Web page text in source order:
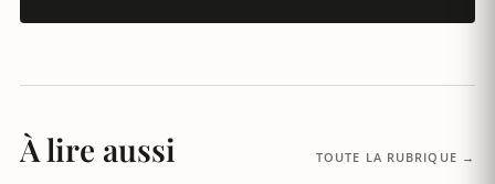
À lire aussi TOUTE LA RUBRIQUE →